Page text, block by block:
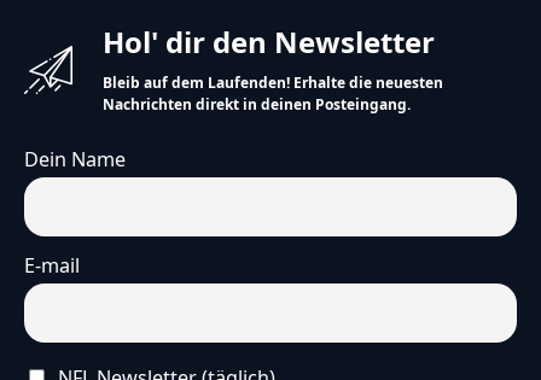
Hol' dir den Newsletter
Bleib auf dem Laufenden! Erhalte die neuesten
Nachrichten direkt in deinen Posteingang.
Dein Name
E-mail